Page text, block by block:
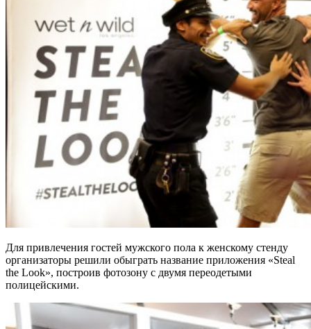
Для привлечения гостей мужского пола к женскому стенду
организаторы решили обыграть название приложения «Steal
the Look», построив фотозону с двумя переодетыми
полицейскими.